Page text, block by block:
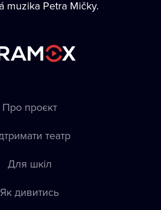
muzika Petra Mičky.
Про проєкт
театр
Для шкіл
Як дивитись